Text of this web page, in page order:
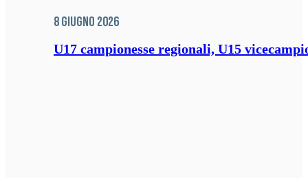
8 Giugno 2026
U17 campionesse regionali, U15